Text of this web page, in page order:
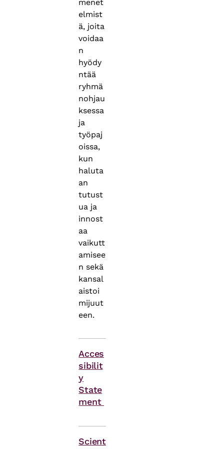
menet
elmist
ä, joita
voidaa
n
hyödy
ntää
ryhmä
nohjau
ksessa
ja
työpaj
oissa,
kun
haluta
an
tutust
ua ja
innost
aa
vaikutt
amisee
n sekä
kansal
aistoi
mijuut
een.
Acces
sibilit
y
State
ment
Scient